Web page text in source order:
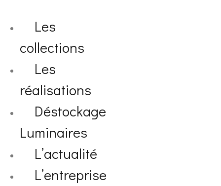
Les
collections
Les
réalisations
Déstockage
Luminaires
L’actualité
L’entreprise